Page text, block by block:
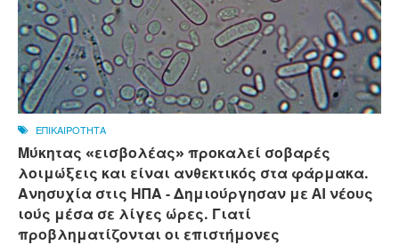
ΕΠΙΚΑΙΡΟΤΗΤΑ
Μύκητας «εισβολέας» προκαλεί σοβαρές
λοιμώξεις και είναι ανθεκτικός στα φάρμακα.
Ανησυχία στις ΗΠΑ - Δημιούργησαν με AI νέους
ιούς μέσα σε λίγες ώρες. Γιατί
προβληματίζονται οι επιστήμονες